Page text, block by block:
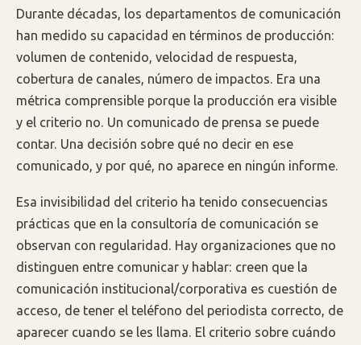
Durante décadas, los departamentos de comunicación
han medido su capacidad en términos de producción:
volumen de contenido, velocidad de respuesta,
cobertura de canales, número de impactos. Era una
métrica comprensible porque la producción era visible
y el criterio no. Un comunicado de prensa se puede
contar. Una decisión sobre qué no decir en ese
comunicado, y por qué, no aparece en ningún informe.
Esa invisibilidad del criterio ha tenido consecuencias
prácticas que en la consultoría de comunicación se
observan con regularidad. Hay organizaciones que no
distinguen entre comunicar y hablar: creen que la
comunicación institucional/corporativa es cuestión de
acceso, de tener el teléfono del periodista correcto, de
aparecer cuando se les llama. El criterio sobre cuándo